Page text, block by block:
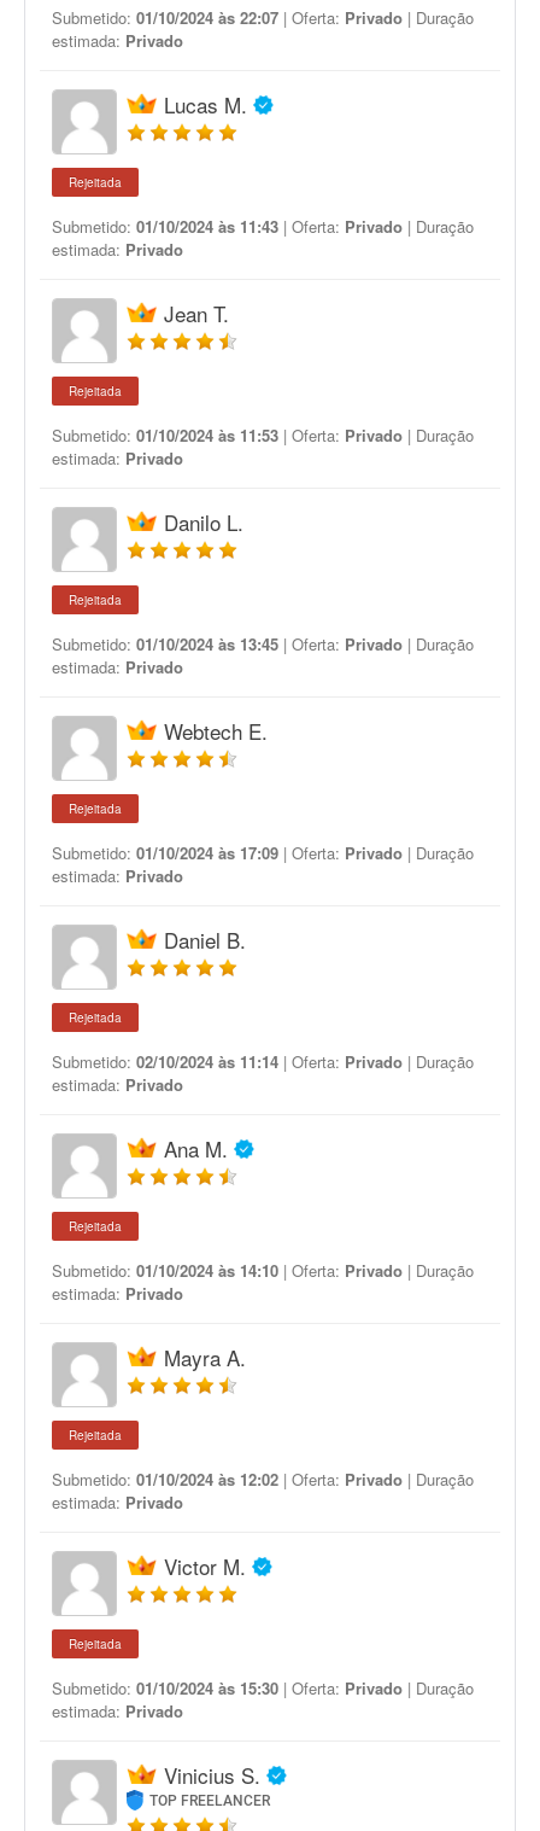
Submetido: 01/10/2024 às 22:07 | Oferta: Privado | Duração
estimada: Privado
Lucas M.
Rejeitada
Submetido: 01/10/2024 às 11:43 | Oferta: Privado | Duração
estimada: Privado
Jean T.
Rejeitada
Submetido: 01/10/2024 às 11:53 | Oferta: Privado | Duração
estimada: Privado
Danilo L.
Rejeitada
Submetido: 01/10/2024 às 13:45 | Oferta: Privado | Duração
estimada: Privado
Webtech E.
Rejeitada
Submetido: 01/10/2024 às 17:09 | Oferta: Privado | Duração
estimada: Privado
Daniel B.
Rejeitada
Submetido: 02/10/2024 às 11:14 | Oferta: Privado | Duração
estimada: Privado
Ana M.
Rejeitada
Submetido: 01/10/2024 às 14:10 | Oferta: Privado | Duração
estimada: Privado
Mayra A.
Rejeitada
Submetido: 01/10/2024 às 12:02 | Oferta: Privado | Duração
estimada: Privado
Victor M.
Rejeitada
Submetido: 01/10/2024 às 15:30 | Oferta: Privado | Duração
estimada: Privado
Vinicius S.
TOP FREELANCER